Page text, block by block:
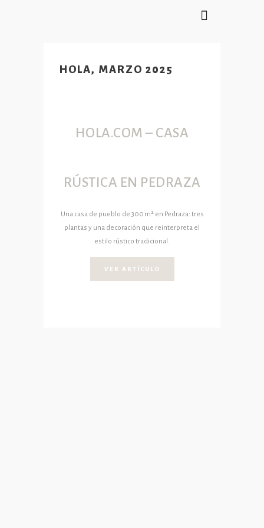
HOLA, MARZO 2025
HOLA.COM – CASA
RÚSTICA EN PEDRAZA
Una casa de pueblo de 300 m² en Pedraza: tres
plantas y una decoración que reinterpreta el
estilo rústico tradicional.
VER ARTÍCULO